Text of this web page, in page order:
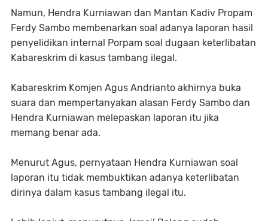
Namun, Hendra Kurniawan dan Mantan Kadiv Propam
Ferdy Sambo membenarkan soal adanya laporan hasil
penyelidikan internal Porpam soal dugaan keterlibatan
Kabareskrim di kasus tambang ilegal.
Kabareskrim Komjen Agus Andrianto akhirnya buka
suara dan mempertanyakan alasan Ferdy Sambo dan
Hendra Kurniawan melepaskan laporan itu jika
memang benar ada.
Menurut Agus, pernyataan Hendra Kurniawan soal
laporan itu tidak membuktikan adanya keterlibatan
dirinya dalam kasus tambang ilegal itu.